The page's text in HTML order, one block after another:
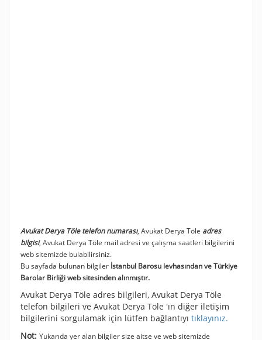
Avukat Derya Töle telefon numarası, Avukat Derya Töle adres
bilgisi, Avukat Derya Töle mail adresi ve çalışma saatleri bilgilerini
web sitemizde bulabilirsiniz.
Bu sayfada bulunan bilgiler İstanbul Barosu levhasından ve Türkiye
Barolar Birliği web sitesinden alınmıştır.
Avukat Derya Töle adres bilgileri, Avukat Derya Töle
telefon bilgileri ve Avukat Derya Töle 'ın diğer iletişim
bilgilerini sorgulamak için lütfen bağlantıyı tıklayınız.
Not: Yukarıda yer alan bilgiler size aitse ve web sitemizde